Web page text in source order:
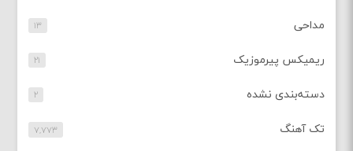
مداحی ۱۳
ریمیکس پیرموزیک ۲۱
دسته‌بندی نشده ۲
تک آهنگ ۷,۷۷۳